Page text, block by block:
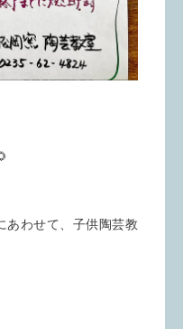
あわせて、子供陶芸教